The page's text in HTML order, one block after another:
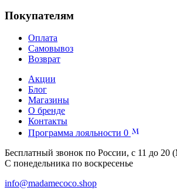
Покупателям
Оплата
Самовывоз
Возврат
Акции
Блог
Магазины
О бренде
Контакты
Программа лояльности 0
Бесплатный звонок по России, с 11 до
С понедельника по воскресенье
info@madamecoco.shop